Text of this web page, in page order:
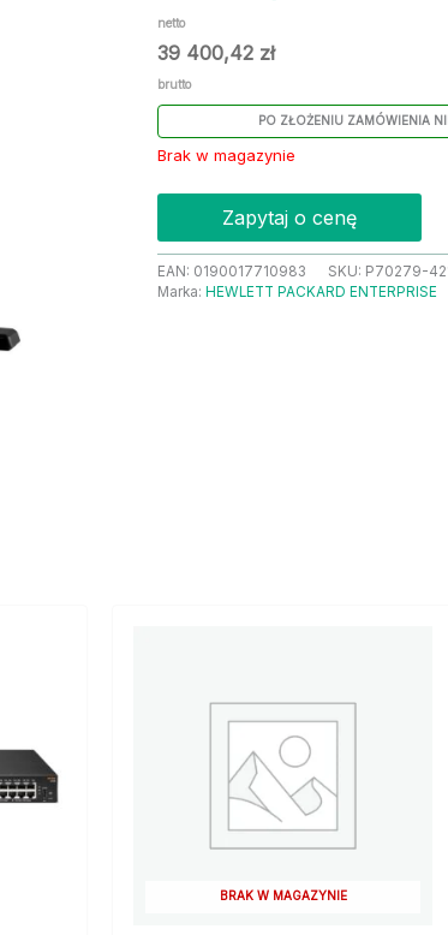
netto
39 400,42 zł
brutto
PO ZŁOŻENIU ZAMÓWIENIA
Brak w magazynie
Zapytaj o cenę
EAN: 0190017710983 SKU: P70279-
Marka: HEWLETT PACKARD ENTERPRISE
BRAK W MAGAZYNIE